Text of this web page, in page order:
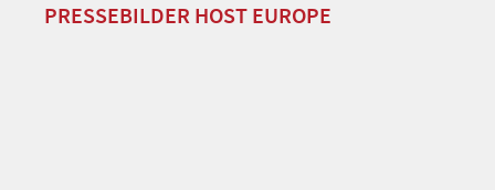
PRESSEBILDER HOST EUROPE